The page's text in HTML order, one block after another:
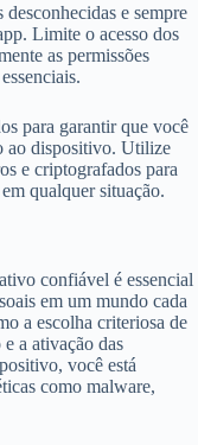
e sempre
Limite o acesso dos
as permissões
para garantir que você
ao dispositivo. Utilize
e criptografados para
qualquer situação.
confiável é essencial
em um mundo cada
a escolha criteriosa de
a ativação das
você está
como malware,